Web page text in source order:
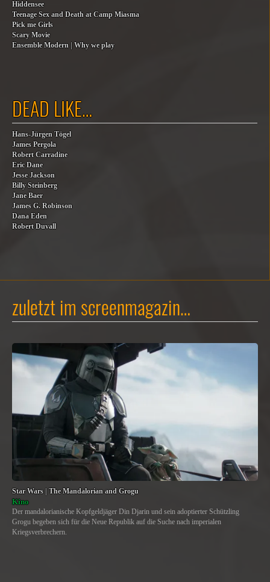
Hiddensee
Teenage Sex and Death at Camp Miasma
Pick me Girls
Scary Movie
Ensemble Modern | Why we play
DEAD LIKE…
Hans-Jürgen Tögel
James Pergola
Robert Carradine
Eric Dane
Jesse Jackson
Billy Steinberg
Jane Baer
James G. Robinson
Dana Eden
Robert Duvall
zuletzt im screenmagazin…
Star Wars | The Mandalorian and Grogu
Kino
Der mandalorianische Kopfgeldjäger Din Djarin und sein adoptierter Schützling
Grogu begeben sich für die Neue Republik auf die Suche nach imperialen
Kriegsverbrechern.